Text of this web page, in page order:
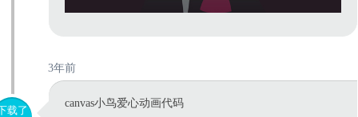
3年前
载了
canvas小鸟爱心动画代码